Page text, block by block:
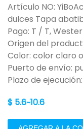
Artículo NO:
dulces Tapa
Pago: T / T,
Origen del
Color: color claro
Puerto de envío:
Plazo de
$ 5.6~10.6